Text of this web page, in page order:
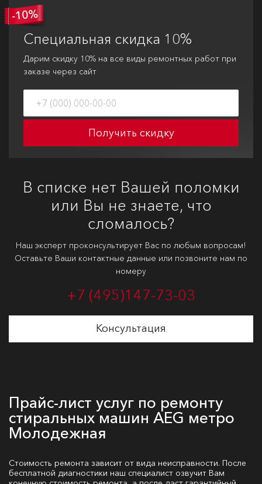
Специальная скидка 10%
Дарим скидку 10% на все виды ремонтных работ при
заказе через сайт
Получить скидку
В списке нет Вашей поломки
или Вы не знаете, что
сломалось?
Наш эксперт проконсультирует Вас по любым вопросам!
Оставьте Ваши контактные данные или позвоните нам по
номеру
+7 (495)147-73-03
Консультация
Прайс-лист услуг по ремонту
стиральных машин AEG метро
Молодежная
Стоимость ремонта зависит от вида неисправности. После
бесплатной диагностики наш специалист озвучит Вам